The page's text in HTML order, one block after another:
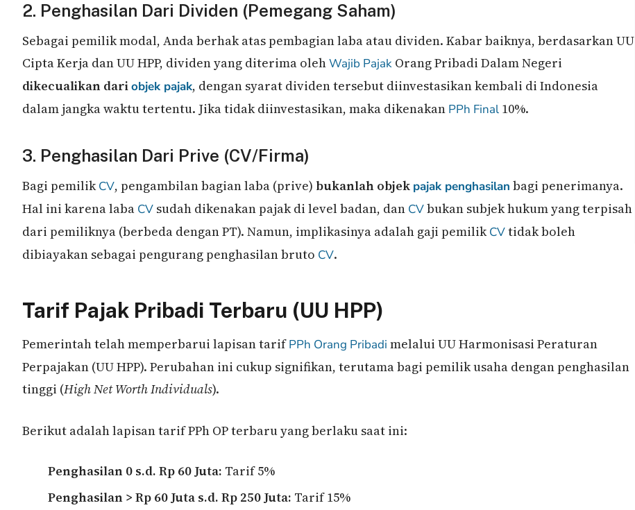
2. Penghasilan Dari Dividen (Pemegang Saham)
Sebagai pemilik modal, Anda berhak atas pembagian laba atau dividen. Kabar baiknya, berdasarkan UU
Cipta Kerja dan UU HPP, dividen yang diterima olehWajib Pajak Orang Pribadi Dalam Negeri
dikecualikan dariobjek pajak, dengan syarat dividen tersebut diinvestasikan kembali di Indonesia
dalam jangka waktu tertentu. Jika tidak diinvestasikan, maka dikenakan PPh Final 10%.
3. Penghasilan Dari Prive (CV/Firma)
Bagi pemilikCV, pengambilan bagian laba (prive) bukanlah objek pajak penghasilan bagi penerimanya.
Hal ini karena laba CV sudah dikenakan pajak di level badan, dan CVbukan subjek hukum yang terpisah
dari pemiliknya (berbeda dengan PT). Namun, implikasinya adalah gaji pemilikCVtidak boleh
dibiayakan sebagai pengurang penghasilan bruto CV.
Tarif Pajak Pribadi Terbaru (UU HPP)
Pemerintah telah memperbarui lapisan tarifPPh Orang Pribadi melalui UU Harmonisasi Peraturan
Perpajakan (UU HPP). Perubahan ini cukup signifikan, terutama bagi pemilik usaha dengan penghasilan
tinggi (High Net Worth Individuals).
Berikut adalah lapisan tarif PPh OP terbaru yang berlaku saat ini:
Penghasilan 0 s.d. Rp 60 Juta: Tarif 5%
Penghasilan > Rp 60 Juta s.d. Rp 250 Juta: Tarif 15%